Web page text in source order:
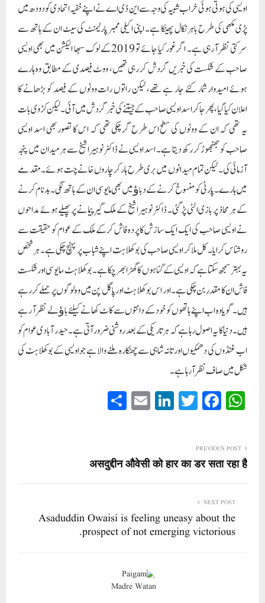
اویسی کی ہوتی ہوئی خراب شبیہ کی وجہ سے این ڈی اے نے اپنے خفیہ اتحادی کو دودھ میں
پڑی مکھی کی طرح باہر نکال پھینکا ہے۔ اپنی اکیلی ممبر پارلیمنٹ کی سیٹ ان کے ہاتھ سے
سرکتی نظر آ رہی ہے۔ اگر غور کیا جائے تو 2019کے لوک سبھا الیکشن میں بھی اویسی
صاحب کے شکست کی خبریں گردش کر رہی تھیں، ووٹ فیصدی کے مطابق وہ ہارے
ہوئے امیدوار شمار کئے جار ہے تھے، لیکن راتوں رات ووٹوں کے فیصد کو بڑھانے کا
اعلان کیا گیا ، پھر جا کر اسد اویسی صاحب کے جیتنے کی خبر گردش میں آئی ۔ لیکن کڑوی بات
یہ تھی کہ ان کے ووٹوں کی سطح اس طرح گر چکی تھی کہ اس کا تصور بھی اسد اویسی
صاحب کو جھنجھوڑ کر رکھ دیتا ہے۔ اسد اویسی نے ڈاکٹر نوہیرا شیخ سے ہر میدان میں پنجہ
آزمائی کی۔ لیکن تمام میدانوں میں بری طرح ہار کر چاروں خانے چت ہوئے۔ مقدمے
میں ہارے۔ پارٹی کو منسوخ کرنے کے دباﺅ میں بھی مایوسی ان کے ہاتھ لگی۔ بدنام کرنے
کے ہر محاذ پر بازی الٹی پڑ گئی۔ ڈاکٹر نوہیرا شیخ کے ملک گیر پیمانے پر پھیلے ہوئے مداحوں
نے اویسی صاحب کی ایک ایک سازش کا پردہ فاش کرکے ملک کے عوام کو حقیقت سے
روشناس کرایا۔ کل ملا کر اویسی صاحب کی بوکھلاہت اپنے شباب پر پہنچ چکی ہے۔ ہر شخص
یہ بہتر سمجھ سکتا ہے کہ اویسی کے گناہوں کا گھڑا بھر چکا ہے۔ بوکھلاہٹ، مایوسی اور شکست
فاش ان کا مقدر بن چکی ہے۔ اور اس بوکھلاہٹ اور پاگل پن میں وہ لوگوں پر حملے کر رہے
ہیں۔ گویا وہ اب اپنے ہاتھوں کو خود کے دانتوں سے کاٹ کھانے کیلئے باﺅلے نظر آ رہے
ہیں۔ دنیا کا یہ اصول رہا ہے کہ ہر تاریکی کے بعد روشنی ضرور آتی ہے۔ حیدر آبادی عوام کو
اب غنڈوں کی دھمکیوں اور تانہ شاہی سے چھٹکارہ ملنے والا ہے جو اویسی کے بوکھلاہٹ کی
شکل میں صاف نظر آ رہا ہے۔
W
ha
A
pp
Fa
ce
ok
T
wi
r
Li
nk
In
E
m
PREVIOUS POST
असदुद्दीन औवेसी को हार का डर सता रहा है
NEXT POST
Asaduddin Owaisi is feeling uneasy about the
prospect of not emerging victorious.